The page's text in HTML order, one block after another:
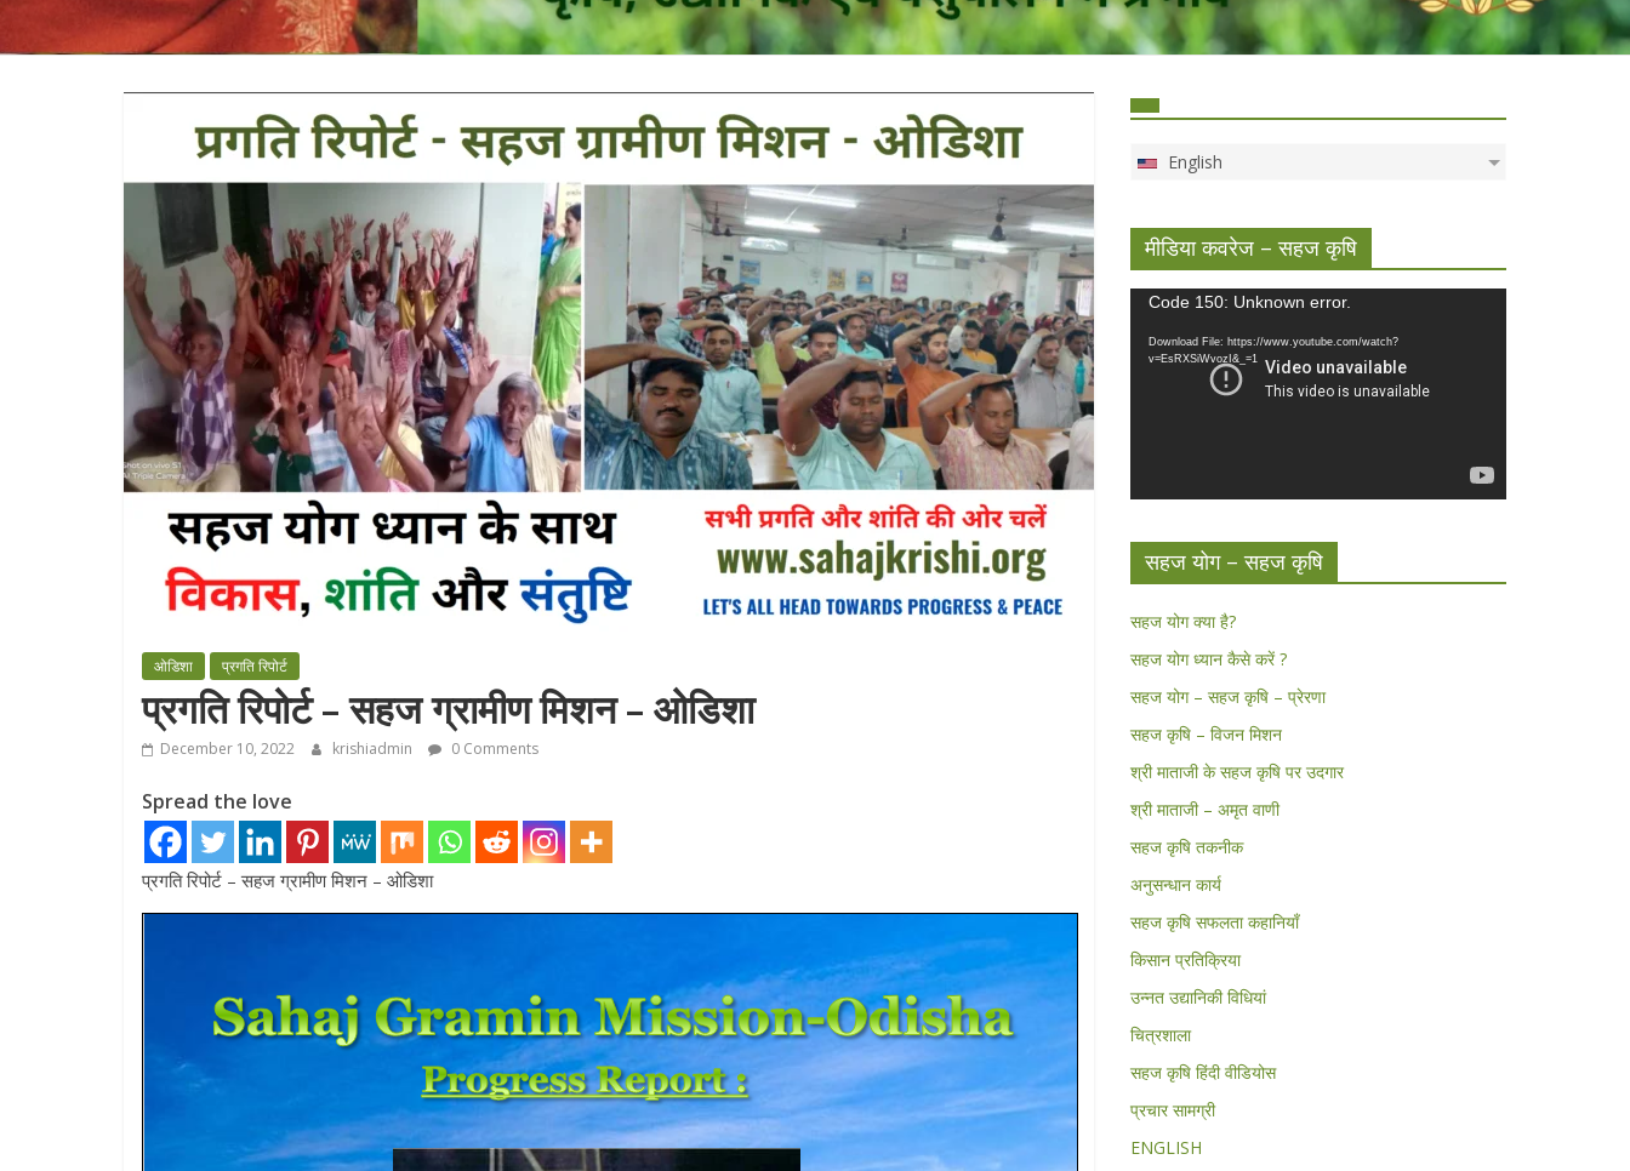
ओडिशा प्रगति रिपोर्ट
प्रगति रिपोर्ट – सहज ग्रामीण मिशन – ओडिशा
December 10, 2022 krishiadmin 0 Comments
Spread the love
प्रगति रिपोर्ट – सहज ग्रामीण मिशन – ओडिशा
English
मीडिया कवरेज – सहज कृषि
Video
Code 150: Unknown error.
Download File: https://www.youtube.com/watch?
v=EsRXSiWvozI&_=1
सहज योग – सहज कृषि
सहज योग क्या है?
सहज योग ध्यान कैसे करें ?
सहज योग – सहज कृषि – प्रेरणा
सहज कृषि – विजन मिशन
श्री माताजी के सहज कृषि पर उदगार
श्री माताजी – अमृत वाणी
सहज कृषि तकनीक
अनुसन्धान कार्य
सहज कृषि सफलता कहानियाँ
किसान प्रतिक्रिया
उन्नत उद्यानिकी विधियां
चित्रशाला
सहज कृषि हिंदी वीडियोस
प्रचार सामग्री
ENGLISH